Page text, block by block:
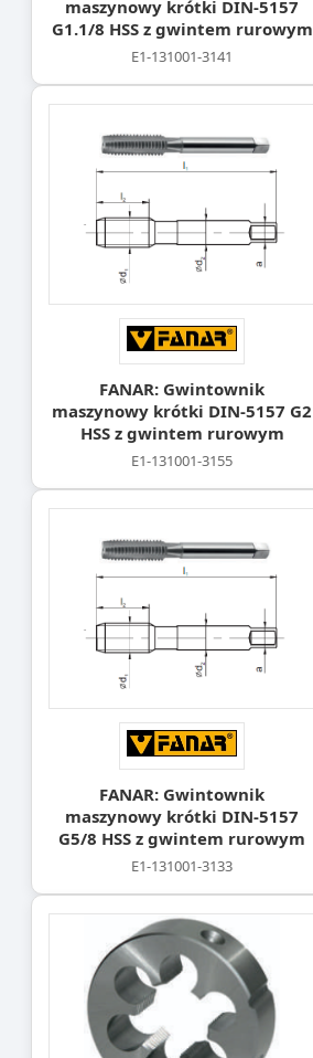
maszynowy krótki DIN-5157
G1.1/8 HSS z gwintem rurowym
E1-131001-3141
FANAR: Gwintownik
maszynowy krótki DIN-5157 G2
HSS z gwintem rurowym
E1-131001-3155
FANAR: Gwintownik
maszynowy krótki DIN-5157
G5/8 HSS z gwintem rurowym
E1-131001-3133